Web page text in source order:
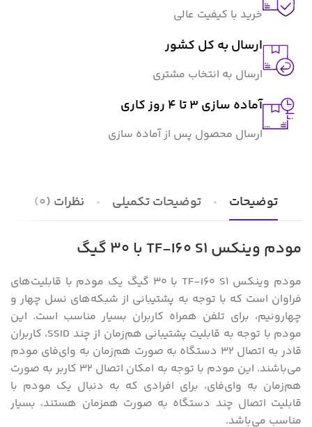
خرید با کیفیت عالی
ارسال به کل کشور
ارسال به انتخاب مشتری
آماده سازی ۳ تا ۴ روز کاری
ارسال محصول پس از آماده سازی
توضیحات توضیحات تکمیلی نظرات (0)
مودم وینکس TF-I60 S1 با 30 گیگ
مودم وینکس TF-I60 S1 با 30 گیگ یک مودم با قابلیت‌های
فراوان است که با توجه به پشتیبانی از شبکه‌های نسل چهار و
چهارونیم، برای تلفن همراه کاربران بسیار مناسب است. این
مودم با توجه به قابلیت پشتیبانی هم‌زمان از چند SSID، کاربران
قادر به اتصال ۳۲ دستگاه به صورت هم‌زمان به وای‌فای مودم
می‌باشند. این مودم با توجه به امکان اتصال ۳۲ کاربر به صورت
هم‌زمان به وای‌فای، برای افرادی که به دنبال یک مودم با
قابلیت اتصال چند دستگاه به صورت همزمان هستند، بسیار
مناسب می‌باشد.